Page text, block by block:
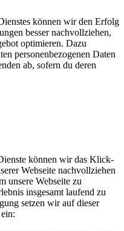
können wir den Erfolg
besser nachvollziehen,
optimieren. Dazu
personenbezogenen Daten
ab, sofern du deren
können wir das Klick-
Webseite nachvollziehen
unsere Webseite zu
insgesamt laufend zu
setzen wir auf dieser